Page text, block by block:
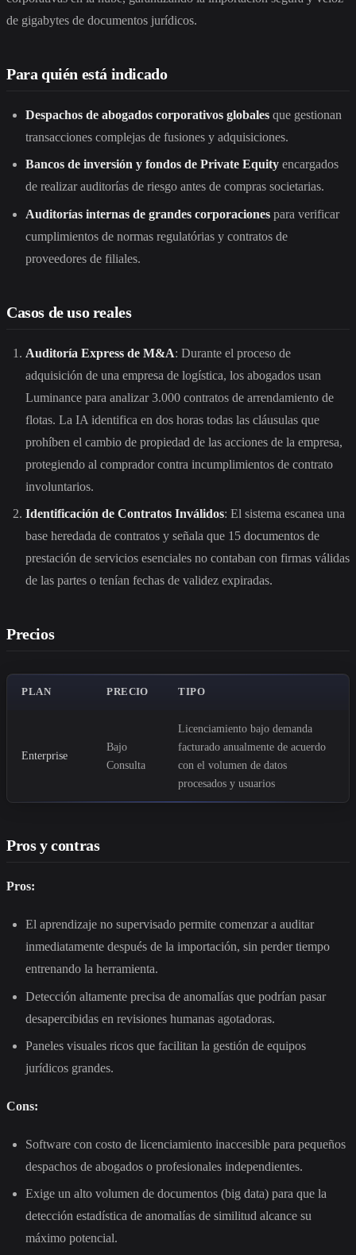
de gigabytes de documentos jurídicos.
Para quién está indicado
Despachos de abogados corporativos globales que gestionan
transacciones complejas de fusiones y adquisiciones.
Bancos de inversión y fondos de Private Equity encargados
de realizar auditorías de riesgo antes de compras societarias.
Auditorías internas de grandes corporaciones para verificar
cumplimientos de normas regulatórias y contratos de
proveedores de filiales.
Casos de uso reales
Auditoría Express de M&A: Durante el proceso de
adquisición de una empresa de logística, los abogados usan
Luminance para analizar 3.000 contratos de arrendamiento de
flotas. La IA identifica en dos horas todas las cláusulas que
prohíben el cambio de propiedad de las acciones de la empresa,
protegiendo al comprador contra incumplimientos de contrato
involuntarios.
Identificación de Contratos Inválidos: El sistema escanea una
base heredada de contratos y señala que 15 documentos de
prestación de servicios esenciales no contaban con firmas válidas
de las partes o tenían fechas de validez expiradas.
Precios
PLAN PRECIO TIPO
Enterprise
Bajo
Consulta
Licenciamiento bajo demanda
facturado anualmente de acuerdo
con el volumen de datos
procesados y usuarios
Pros y contras
Pros:
El aprendizaje no supervisado permite comenzar a auditar
inmediatamente después de la importación, sin perder tiempo
entrenando la herramienta.
Detección altamente precisa de anomalías que podrían pasar
desapercibidas en revisiones humanas agotadoras.
Paneles visuales ricos que facilitan la gestión de equipos
jurídicos grandes.
Cons:
Software con costo de licenciamiento inaccesible para pequeños
despachos de abogados o profesionales independientes.
Exige un alto volumen de documentos (big data) para que la
detección estadística de anomalías de similitud alcance su
máximo potencial.